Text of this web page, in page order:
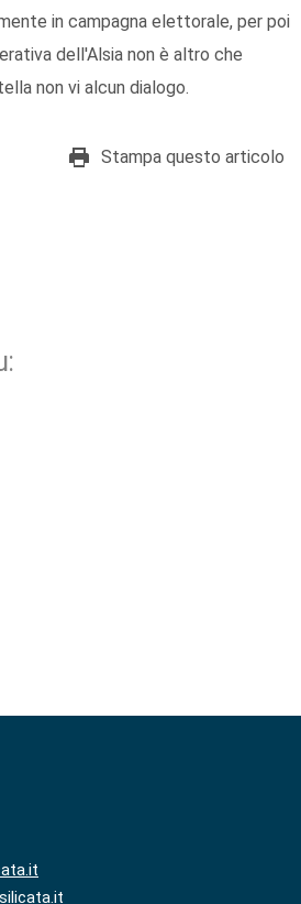
in campagna elettorale, per poi
dell'Alsia non è altro che
non vi alcun dialogo.
Stampa questo articolo